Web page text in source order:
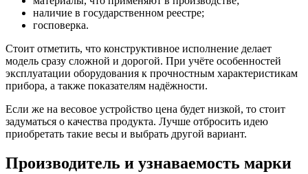
наличие в государственном реестре;
госповерка.
Стоит отметить, что конструктивное исполнение делает
модель сразу сложной и дорогой. При учёте особенностей
эксплуатации оборудования к прочностным характеристикам
прибора, а также показателям надёжности.
Если же на весовое устройство цена будет низкой, то стоит
задуматься о качества продукта. Лучше отбросить идею
приобретать такие весы и выбрать другой вариант.
Производитель и узнаваемость марки